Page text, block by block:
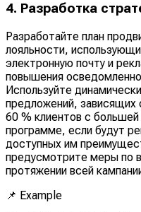
4. Разработка
Разработайте план
лояльности,
электронную почту и
повышения
Используйте
предложений, зависящих
60 % клиентов с
программе, если будут
доступных им
предусмотрите меры по
протяжении всей
📌 Example